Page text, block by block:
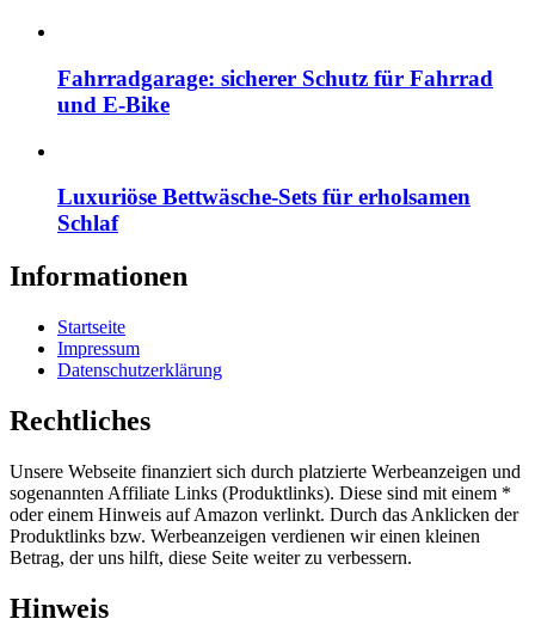
Fahrradgarage: sicherer Schutz für Fahrrad
und E-Bike
Luxuriöse Bettwäsche-Sets für erholsamen
Schlaf
Informationen
Startseite
Impressum
Datenschutzerklärung
Rechtliches
Unsere Webseite finanziert sich durch platzierte Werbeanzeigen und
sogenannten Affiliate Links (Produktlinks). Diese sind mit einem *
oder einem Hinweis auf Amazon verlinkt. Durch das Anklicken der
Produktlinks bzw. Werbeanzeigen verdienen wir einen kleinen
Betrag, der uns hilft, diese Seite weiter zu verbessern.
Hinweis